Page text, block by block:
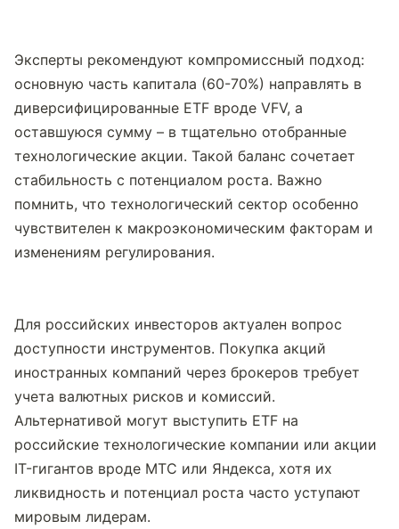
Эксперты рекомендуют компромиссный подход:
основную часть капитала (60-70%) направлять в
диверсифицированные ETF вроде VFV, а
оставшуюся сумму – в тщательно отобранные
технологические акции. Такой баланс сочетает
стабильность с потенциалом роста. Важно
помнить, что технологический сектор особенно
чувствителен к макроэкономическим факторам и
изменениям регулирования.
Для российских инвесторов актуален вопрос
доступности инструментов. Покупка акций
иностранных компаний через брокеров требует
учета валютных рисков и комиссий.
Альтернативой могут выступить ETF на
российские технологические компании или акции
IT-гигантов вроде МТС или Яндекса, хотя их
ликвидность и потенциал роста часто уступают
мировым лидерам.